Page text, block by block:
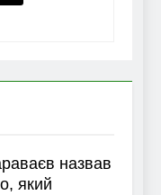
назвав
який